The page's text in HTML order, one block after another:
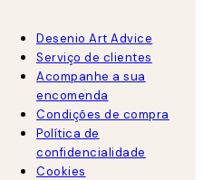
Desenio Art Advice
Serviço de clientes
Acompanhe a sua
encomenda
Condições de compra
Política de
confidencialidade
Cookies